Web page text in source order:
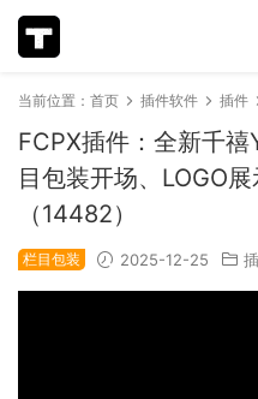
当前位置： 首页 插件软件 插件
FCPX插件：全新千
目包装开场、LOGO
（14482）
栏目包装 2025-12-25